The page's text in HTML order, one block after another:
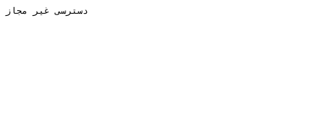
دسترسی غیر مجاز